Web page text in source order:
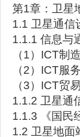
第1章：卫星
1.1 卫星通信
1.1.1 信息与
（1）ICT制
（2）ICT服
（3）ICT贸
1.1.2 卫星通
1.1.3 《国民
1.2 卫星地面